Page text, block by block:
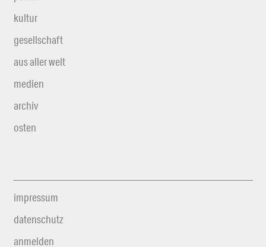
kultur
gesellschaft
aus aller welt
medien
archiv
osten
impressum
datenschutz
anmelden